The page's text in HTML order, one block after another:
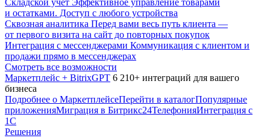
Складской учет Эффективное управление товарами
и остатками. Доступ с любого устройства
Сквозная аналитика Перед вами весь путь клиента —
от первого визита на сайт до повторных покупок
Интеграция с мессенджерами Коммуникация с клиентом и
продажи прямо в мессенджерах
Смотреть все возможности
Маркетплейс + BitrixGPT 6 210+ интеграций для вашего
бизнеса
Подробнее о МаркетплейсеПерейти в каталогПопулярные
приложенияМиграция в Битрикс24ТелефонияИнтеграция с
1С
Решения